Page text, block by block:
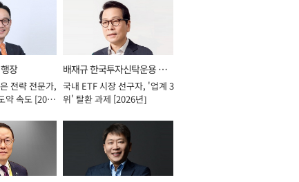
장
전략 전문가,
약 속도 [2026
배재규 한국투자신탁운용 대
표이사 사장
국내 ETF 시장 선구자, '업계 3
위' 탈환 과제 [2026년]